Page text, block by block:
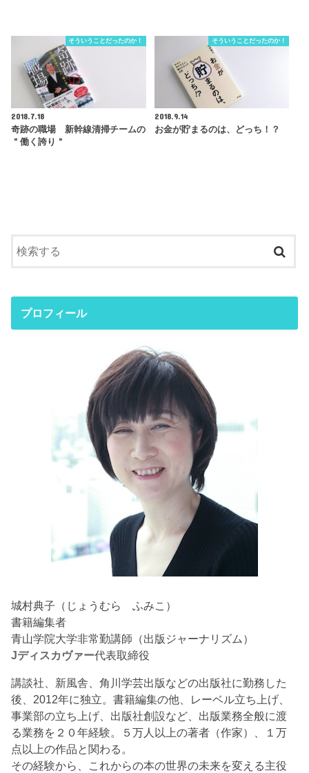
そういうことだったのか！
2018.7.18
奇跡の職場 新幹線清掃チームの
＂働く誇り＂
そういうことだったのか！
2018.9.14
お金が貯まるのは、どっち！？
プロフィール
城村典子（じょうむら ふみこ）
書籍編集者
青山学院大学非常勤講師（出版ジャーナリズム）
Jディスカヴァー代表取締役
講談社、新風舎、角川学芸出版などの出版社に勤務した
後、2012年に独立。書籍編集の他、レーベル立ち上げ、
事業部の立ち上げ、出版社創設など、出版業務全般に渡
る業務を２０年経験。５万人以上の著者（作家）、１万
点以上の作品と関わる。
その経験から、これからの本の世界の未来を変える主役